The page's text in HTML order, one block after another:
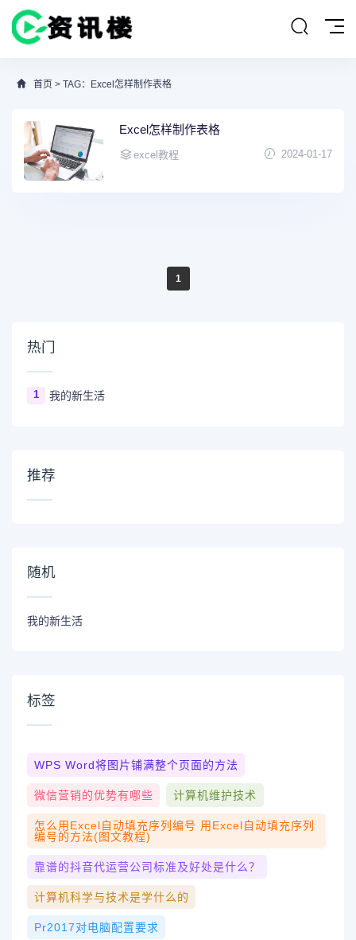
首页 > TAG：Excel怎样制作表格
Excel怎样制作表格
excel教程 2024-01-17
1
热门
1 我的新生活
推荐
随机
我的新生活
标签
WPS Word将图片铺满整个页面的方法
微信营销的优势有哪些 计算机维护技术
怎么用Excel自动填充序列编号 用Excel自动填充序列
编号的方法(图文教程)
靠谱的抖音代运营公司标准及好处是什么？
计算机科学与技术是学什么的
Pr2017对电脑配置要求